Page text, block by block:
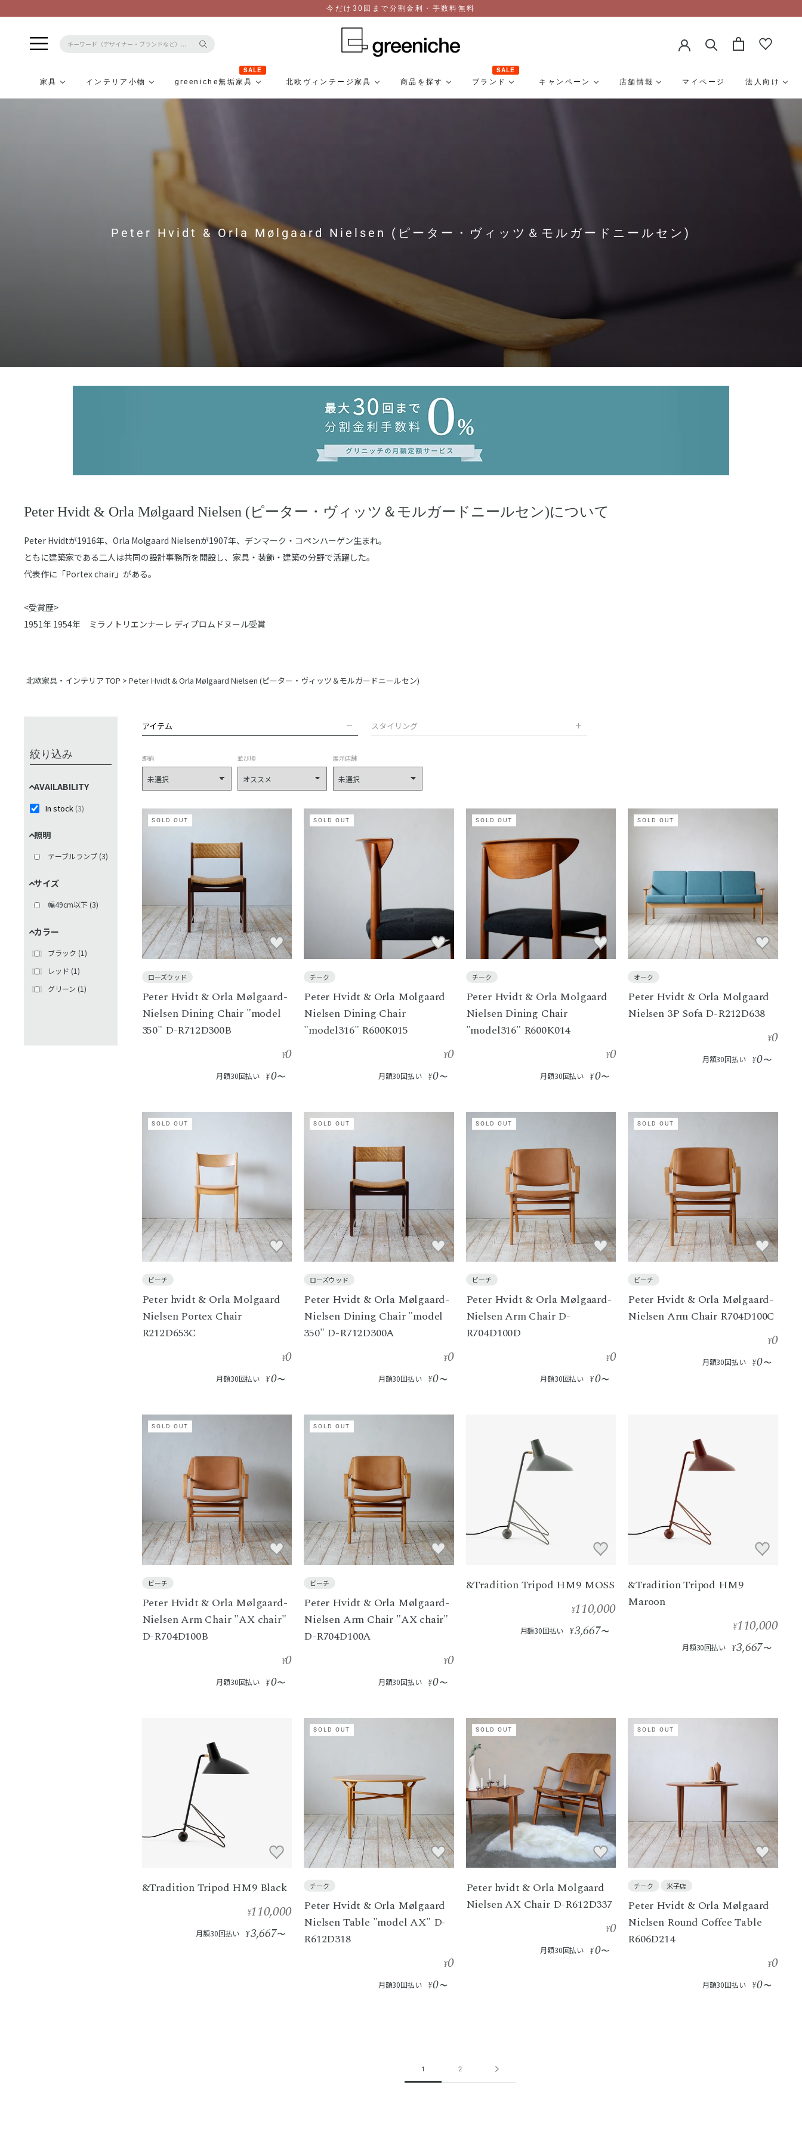
今だけ30回まで分割金利・手数料無料
家具 インテリア小物 greeniche無垢家具
SALE
北欧ヴィンテージ家具
商品を探す ブランド
SALE
キャンペーン
店舗情報 マイページ 法人向け
Peter Hvidt & Orla Mølgaard Nielsen (ピーター・ヴィッツ＆モルガードニールセン)
Peter Hvidt & Orla Mølgaard Nielsen (ピーター・ヴィッツ＆モルガードニールセン)について
Peter Hvidtが1916年、Orla Molgaard Nielsenが1907年、デンマーク・コペンハーゲン生まれ。
ともに建築家である二人は共同の設計事務所を開設し、家具・装飾・建築の分野で活躍した。
代表作に「Portex chair」がある。
<受賞歴>
1951年 1954年 ミラノトリエンナーレ ディプロムドヌール受賞
北欧家具・インテリア TOP > Peter Hvidt & Orla Mølgaard Nielsen (ピーター・ヴィッツ＆モルガードニールセン)
絞り込み
AVAILABILITY
In stock (3)
照明
テーブルランプ (3)
サイズ
幅49cm以下 (3)
カラー
ブラック (1)
レッド (1)
グリーン (1)
アイテム スタイリング
即納 並び順 展示店舗
SOLD OUT
ローズウッド
Peter Hvidt & Orla Mølgaard-
Nielsen Dining Chair "model
350" D-R712D300B
¥0
月額30回払い ¥0〜
SOLD OUT
チーク
Peter Hvidt & Orla Molgaard
Nielsen Dining Chair
"model316" R600K015
¥0
月額30回払い ¥0〜
SOLD OUT
チーク
Peter Hvidt & Orla Molgaard
Nielsen Dining Chair
"model316" R600K014
¥0
月額30回払い ¥0〜
SOLD OUT
オーク
Peter Hvidt & Orla Molgaard
Nielsen 3P Sofa D-R212D638
¥0
月額30回払い ¥0〜
SOLD OUT
ビーチ
Peter hvidt & Orla Molgaard
Nielsen Portex Chair
R212D653C
¥0
月額30回払い ¥0〜
SOLD OUT
ローズウッド
Peter Hvidt & Orla Mølgaard-
Nielsen Dining Chair "model
350" D-R712D300A
¥0
月額30回払い ¥0〜
SOLD OUT
ビーチ
Peter Hvidt & Orla Mølgaard-
Nielsen Arm Chair D-
R704D100D
¥0
月額30回払い ¥0〜
SOLD OUT
ビーチ
Peter Hvidt & Orla Mølgaard-
Nielsen Arm Chair R704D100C
¥0
月額30回払い ¥0〜
SOLD OUT
ビーチ
Peter Hvidt & Orla Mølgaard-
Nielsen Arm Chair "AX chair"
D-R704D100B
¥0
月額30回払い ¥0〜
SOLD OUT
ビーチ
Peter Hvidt & Orla Mølgaard-
Nielsen Arm Chair "AX chair"
D-R704D100A
¥0
月額30回払い ¥0〜
&Tradition Tripod HM9 MOSS
¥110,000
月額30回払い ¥3,667〜
&Tradition Tripod HM9
Maroon
¥110,000
月額30回払い ¥3,667〜
&Tradition Tripod HM9 Black
¥110,000
月額30回払い ¥3,667〜
SOLD OUT
チーク
Peter Hvidt & Orla Mølgaard
Nielsen Table "model AX" D-
R612D318
¥0
月額30回払い ¥0〜
SOLD OUT
Peter hvidt & Orla Molgaard
Nielsen AX Chair D-R612D337
¥0
月額30回払い ¥0〜
SOLD OUT
チーク 米子店
Peter Hvidt & Orla Mølgaard
Nielsen Round Coffee Table
R606D214
¥0
月額30回払い ¥0〜
1 2